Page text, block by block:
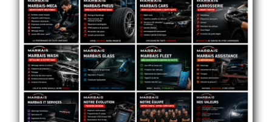
LUBRIFIANT
0